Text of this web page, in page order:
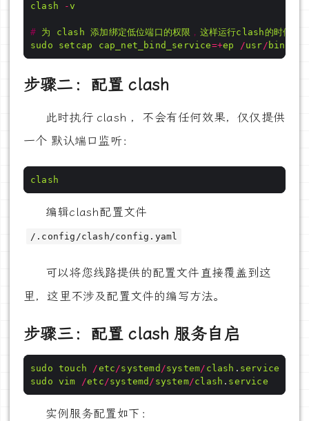
clash
-v
# 为 clash 添加绑定低位端口的权限 ， 这样运行clash的时候无
sudo
setcap cap_net_bind_service=+ep /usr/ bin
步骤二：配置 clash
此时执行 clash ，不会有任何效果，仅仅提供
一个 默认端口监听：
clash
编辑clash配置文件
/.config/clash/config.yaml
可以将您线路提供的配置文件直接覆盖到这
里，这里不涉及配置文件的编写方法。
步骤三：配置 clash 服务自启
sudo touch /etc/systemd /system/ clash . service
sudo
vim /etc/systemd / system/clash . service
实例服务配置如下：